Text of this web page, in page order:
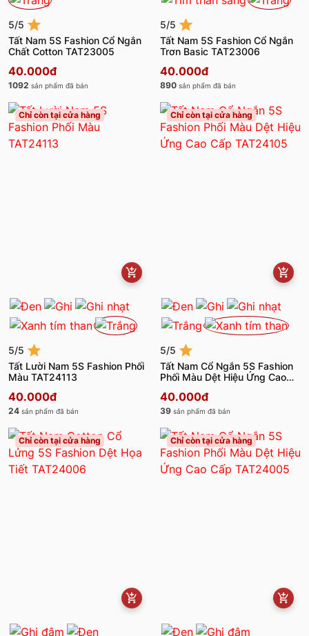
5/5
Tất Nam 5S Fashion Cổ Ngắn
Chất Cotton TAT23005
40.000đ
1092 sản phẩm đã bán
5/5
Tất Nam 5S Fashion Cổ Ngắn
Trơn Basic TAT23006
40.000đ
890 sản phẩm đã bán
Chỉ còn tại cửa hàng
5/5
Tất Lười Nam 5S Fashion Phối
Màu TAT24113
40.000đ
24 sản phẩm đã bán
Chỉ còn tại cửa hàng
5/5
Tất Nam Cổ Ngắn 5S Fashion
Phối Màu Dệt Hiệu Ứng Cao
40.000đ
39 sản phẩm đã bán
Chỉ còn tại cửa hàng Chỉ còn tại cửa hàng